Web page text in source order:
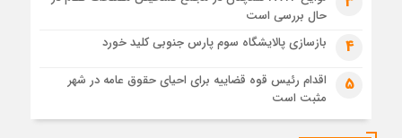
مزیت قیمتی CNG؛ سوختی پاک برای کاهش هزینه خانوار و
واردات بنزین
حال بررسی است
4 بازسازی پالایشگاه سوم پارس جنوبی کلید خورد
5
اقدام رئیس قوه قضاییه برای احیای حقوق عامه در شهر
مثبت است